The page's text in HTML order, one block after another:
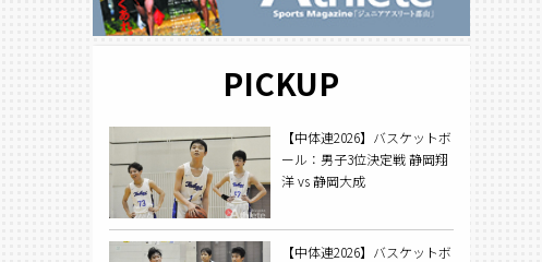
PICKUP
【中体連2026】バスケットボ
ール：男子3位決定戦 静岡翔
洋 vs 静岡大成
【中体連2026】バスケットボ